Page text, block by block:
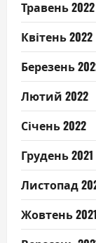
Травень 2022
Квітень 2022
Березень
Лютий 2022
Січень 2022
Грудень 2021
Листопад
Жовтень 2021